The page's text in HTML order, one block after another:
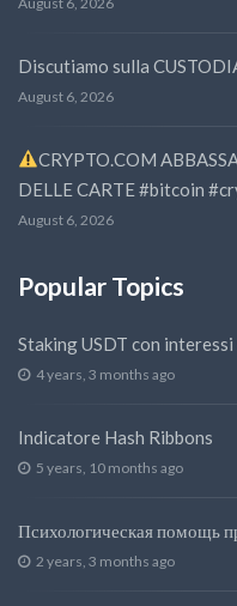
Discutiamo sulla
August 6, 2026
CRYPTO.COM
DELLE CARTE #bitcoin
August 6, 2026
Popular Topics
Staking USDT con
4 years, 3 months ago
Indicatore Hash Ribbons
5 years, 10 months ago
Психологическая помощь
2 years, 3 months ago